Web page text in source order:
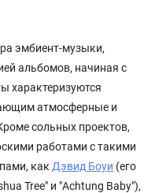
эмбиент-музыки,
альбомов, начиная с
характеризуются
атмосферные и
сольных проектов,
работами с такими
как Дэвид Боуи (его
Tree" и "Achtung Baby"),